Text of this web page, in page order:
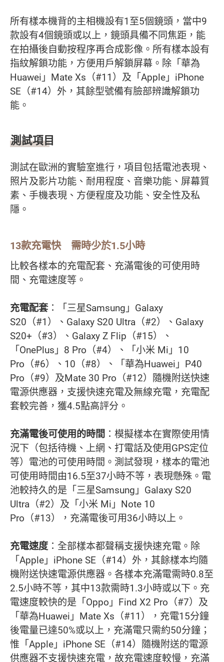
所有樣本機背的主相機設有1至5個鏡頭，當中9
款設有4個鏡頭或以上，鏡頭具備不同焦距，能
在拍攝後自動按程序再合成影像。所有樣本設有
指紋解鎖功能，方便用戶解鎖屏幕。除「華為
Huawei」Mate Xs（#11）及「Apple」iPhone
SE（#14）外，其餘型號備有臉部辨識解鎖功
能。
測試項目
測試在歐洲的實驗室進行，項目包括電池表現、
照片及影片功能、耐用程度、音樂功能、屏幕質
素、手機表現、方便程度及功能、安全性及私
隱。
13款充電快 需時少於1.5小時
比較各樣本的充電配套、充滿電後的可使用時
間、充電速度等。
充電配套：「三星Samsung」Galaxy
S20（#1）、Galaxy S20 Ultra（#2）、Galaxy
S20+（#3）、Galaxy Z Flip（#15）、
「OnePlus」8 Pro（#4）、「小米 Mi」10
Pro（#6）、10（#8）、「華為Huawei」P40
Pro（#9）及Mate 30 Pro（#12）隨機附送快速
電源供應器，支援快速充電及無線充電，充電配
套較完善，獲4.5點高評分。
充滿電後可使用的時間 ：模擬樣本在實際使用情
況下（包括待機、上網、打電話及使用GPS定位
等）電池的可使用時間。測試發現，樣本的電池
可使用時間由16.5至37小時不等，表現懸殊。電
池較持久的是「三星Samsung」Galaxy S20
Ultra（#2）及「小米 Mi」Note 10
Pro（#13），充滿電後可用36小時以上。
充電速度：全部樣本都聲稱支援快速充電。除
「Apple」iPhone SE（#14）外，其餘樣本均隨
機附送快速電源供應器。各樣本充滿電需時0.8至
2.5小時不等，其中13款需時1.3小時或以下。充
電速度較快的是「Oppo」Find X2 Pro（#7）及
「華為Huawei」Mate Xs（#11），充電15分鐘
後電量已達50%或以上，充滿電只需約50分鐘；
惟「Apple」iPhone SE（#14）隨機附送的電源
供應器不支援快速充電，故充電速度較慢，充滿